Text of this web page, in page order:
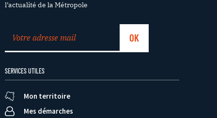
l’actualité de la Métropole
SERVICES UTILES
Mon territoire
Mes démarches